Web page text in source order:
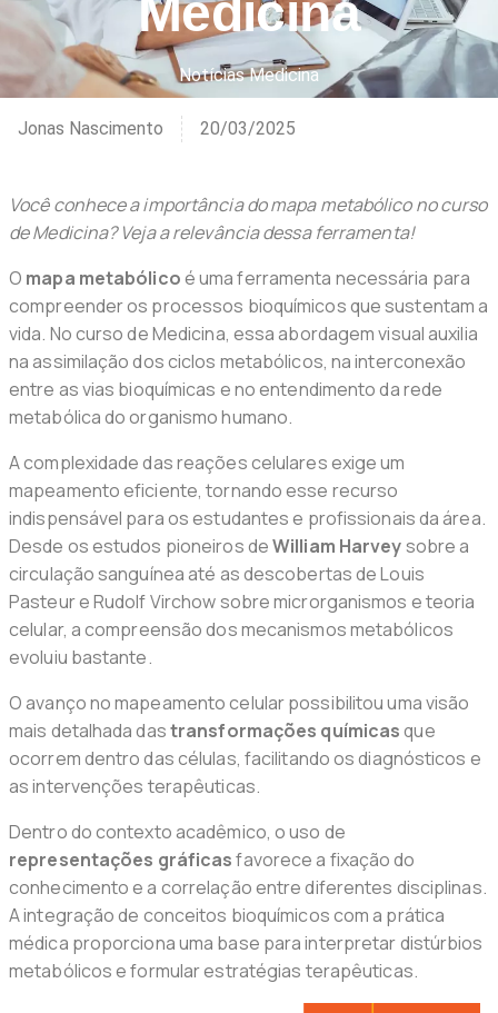
Medicina
Notícias Medicina
Jonas Nascimento 20/03/2025
Você conhece a importância do mapa metabólico no curso
de Medicina? Veja a relevância dessa ferramenta!
O mapa metabólicoé uma ferramenta necessária para
compreender os processos bioquímicos que sustentam a
vida. No curso de Medicina, essa abordagem visual auxilia
na assimilação dos ciclos metabólicos, na interconexão
entre as vias bioquímicas e no entendimento da rede
metabólica do organismo humano.
A complexidade das reações celulares exige um
mapeamento eficiente, tornando esse recurso
indispensável para os estudantes e profissionais da área.
Desde os estudos pioneiros deWilliam Harveysobre a
circulação sanguínea até as descobertas de Louis
Pasteur e Rudolf Virchow sobre microrganismos e teoria
celular, a compreensão dos mecanismos metabólicos
evoluiu bastante.
O avanço no mapeamento celular possibilitou uma visão
mais detalhada dastransformações químicasque
ocorrem dentro das células, facilitando os diagnósticos e
as intervenções terapêuticas.
Dentro do contexto acadêmico, o uso de
representações gráficasfavorece a fixação do
conhecimento e a correlação entre diferentes disciplinas.
A integração de conceitos bioquímicos com a prática
médica proporciona uma base para interpretar distúrbios
metabólicos e formular estratégias terapêuticas.